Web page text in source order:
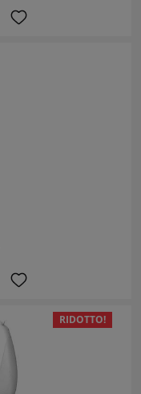
RIDOTTO!